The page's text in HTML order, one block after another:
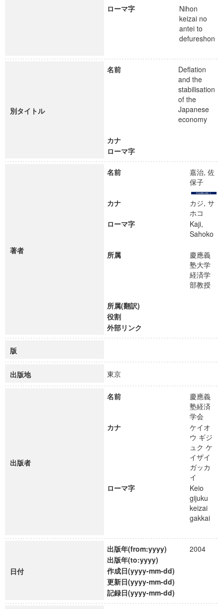
ローマ字
Nihon
keizai no
antei to
defureshon
別タイトル
名前
Deflation
and the
stabilisation
of the
Japanese
economy
カナ
ローマ字
著者
名前
嘉治, 佐
保子
カナ
カジ, サ
ホコ
ローマ字
Kaji,
Sahoko
所属
慶應義
塾大学
経済学
部教授
所属(翻訳)
役割
外部リンク
版
出版地 東京
出版者
名前
慶應義
塾経済
学会
カナ
ケイオ
ウ ギジ
ュク ケ
イザイ
ガッカ
イ
ローマ字
Keio
gijuku
keizai
gakkai
日付
出版年(from:yyyy)
2004
出版年(to:yyyy)
作成日(yyyy-mm-dd)
更新日(yyyy-mm-dd)
記録日(yyyy-mm-dd)